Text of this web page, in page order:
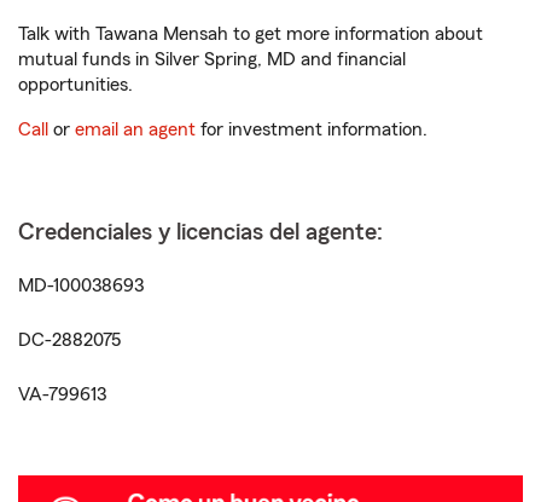
Talk with Tawana Mensah to get more information about
mutual funds in Silver Spring, MD and financial
opportunities.
Call or email an agent for investment information.
Credenciales y licencias del agente:
MD-100038693
DC-2882075
VA-799613